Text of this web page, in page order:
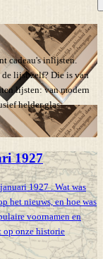
cadeau's inlijsten.
lijst zelf? Die is van
lijsten: van modern
helder glas.
1927
1927 . Wat was
het nieuws, en hoe was
voornamen en
onze historie